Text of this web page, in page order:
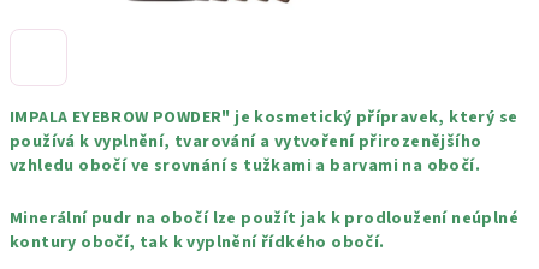
IMPALA EYEBROW POWDER" je kosmetický přípravek, který se
používá k vyplnění, tvarování a vytvoření přirozenějšího
vzhledu obočí ve srovnání s tužkami a barvami na obočí.
Minerální pudr na obočí lze použít jak k prodloužení neúplné
kontury obočí, tak k vyplnění řídkého obočí.